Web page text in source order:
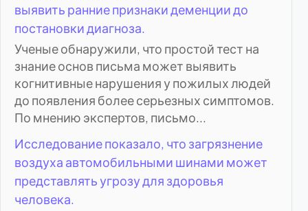
выявить ранние признаки деменции до
постановки диагноза.
Ученые обнаружили, что простой тест на
знание основ письма может выявить
когнитивные нарушения у пожилых людей
до появления более серьезных симптомов.
По мнению экспертов, письмо...
Исследование показало, что загрязнение
воздуха автомобильными шинами может
представлять угрозу для здоровья
человека.